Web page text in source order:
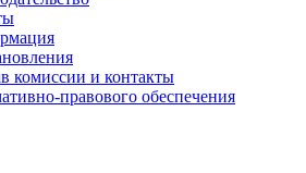
комиссии и контакты
правового обеспечения